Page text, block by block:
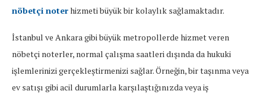
nöbetçi noterhizmeti büyük bir kolaylık sağlamaktadır.
İstanbul ve Ankara gibi büyük metropollerde hizmet veren
nöbetçi noterler, normal çalışma saatleri dışında da hukuki
işlemlerinizi gerçekleştirmenizi sağlar. Örneğin, bir taşınma veya
ev satışı gibi acil durumlarla karşılaştığınızda veya iş